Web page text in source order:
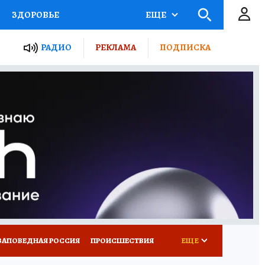
ЗДОРОВЬЕ
РОССИИ
ПУТЕВОДИТЕЛЬ
ПОТРЕБИТЕЛЯ
ЕЩЕ
РАДИО РЕКЛАМА ПОДПИСКА
РОССИЯ ПРОИСШЕСТВИЯ ЕЩЕ